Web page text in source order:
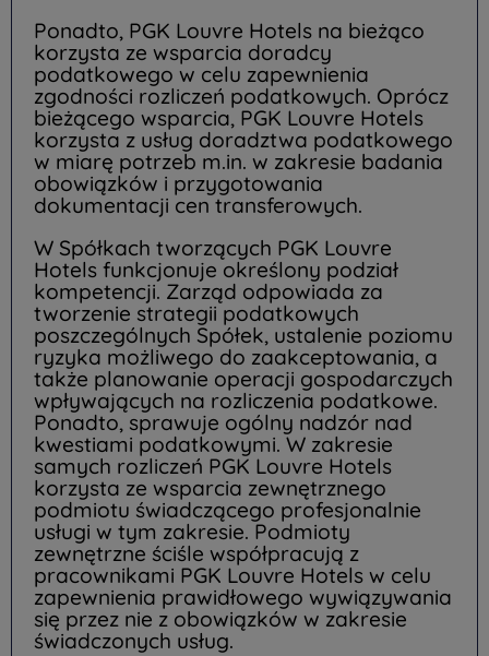
Ponadto, PGK Louvre Hotels na bieżąco
korzysta ze wsparcia doradcy
podatkowego w celu zapewnienia
zgodności rozliczeń podatkowych. Oprócz
bieżącego wsparcia, PGK Louvre Hotels
korzysta z usług doradztwa podatkowego
w miarę potrzeb m.in. w zakresie badania
obowiązków i przygotowania
dokumentacji cen transferowych.
W Spółkach tworzących PGK Louvre
Hotels funkcjonuje określony podział
kompetencji. Zarząd odpowiada za
tworzenie strategii podatkowych
poszczególnych Spółek, ustalenie poziomu
ryzyka możliwego do zaakceptowania, a
także planowanie operacji gospodarczych
wpływających na rozliczenia podatkowe.
Ponadto, sprawuje ogólny nadzór nad
kwestiami podatkowymi. W zakresie
samych rozliczeń PGK Louvre Hotels
korzysta ze wsparcia zewnętrznego
podmiotu świadczącego profesjonalnie
usługi w tym zakresie. Podmioty
zewnętrzne ściśle współpracują z
pracownikami PGK Louvre Hotels w celu
zapewnienia prawidłowego wywiązywania
się przez nie z obowiązków w zakresie
świadczonych usług.